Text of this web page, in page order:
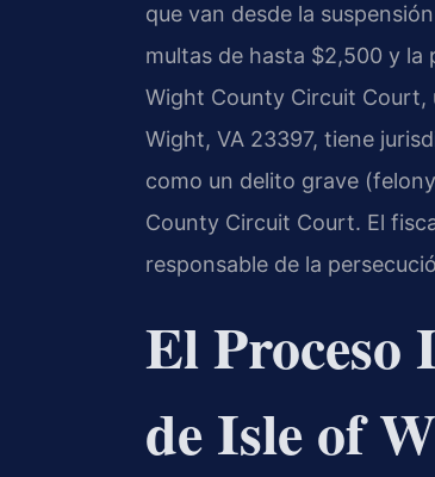
que van desde la
multas de hasta $2,500 y la
Wight County Circuit Court,
Wight, VA 23397, tiene
como un delito grave
County Circuit Court. El
responsable de la
El Proceso
de Isle of